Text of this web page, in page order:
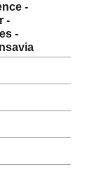
-
-
-